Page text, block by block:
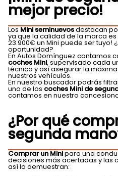
mejor precio!
LosMini seminuevosdestacan
ya que la calidad de la marca es
23.900€ un Mini puede ser tuyo!
oportunidad?
En Autos Domínguez contamos
coches Mini, supervisado cada
técnico y así asegurar la
nuestros vehículos.
En nuestro buscador podrás
uno de los coches Mini de
contamos en nuestro
¿Por qué
segunda
Comprar unMinipara una
decisiones más acertadas y las
así lo demuestran: